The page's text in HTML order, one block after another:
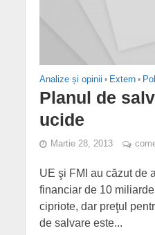
Analize și opinii • Extern •
Planul de
ucide
Martie 28, 2013
UE şi FMI au căzut de
financiar de 10
cipriote, dar preţul
de salvare este...